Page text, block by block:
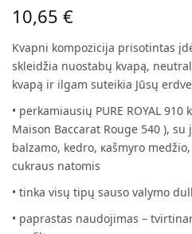
10,65€
Kvapni kompozicija prisotintas
skleidžia nuostabų kvapą,
kvapą ir ilgam suteikia Jūsų
• perkamiausių PURE ROYAL
Maison Baccarat Rouge 540 ),
balzamo, kedro, кašmyro
cukraus natomis
• tinka visų tipų sauso valymo
• paprastas naudojimas –